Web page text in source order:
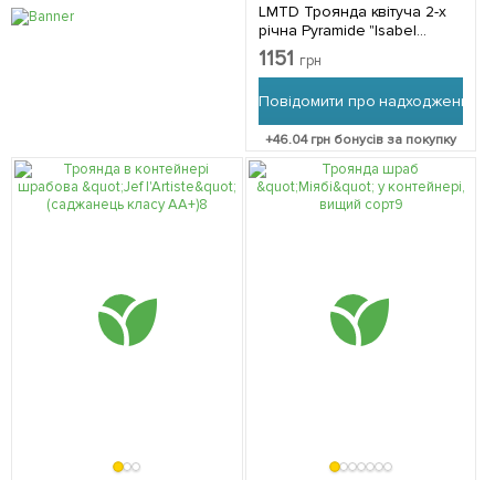
LMTD Троянда квітуча 2-х
річна Pyramide "Isabel
Renaissance" (укорінений
саджанець у горщику,
Нідерландів 1 саджанець в
упаковці
1151 грн
Повідомити про надходження
+46.04грн бонусів за покупку